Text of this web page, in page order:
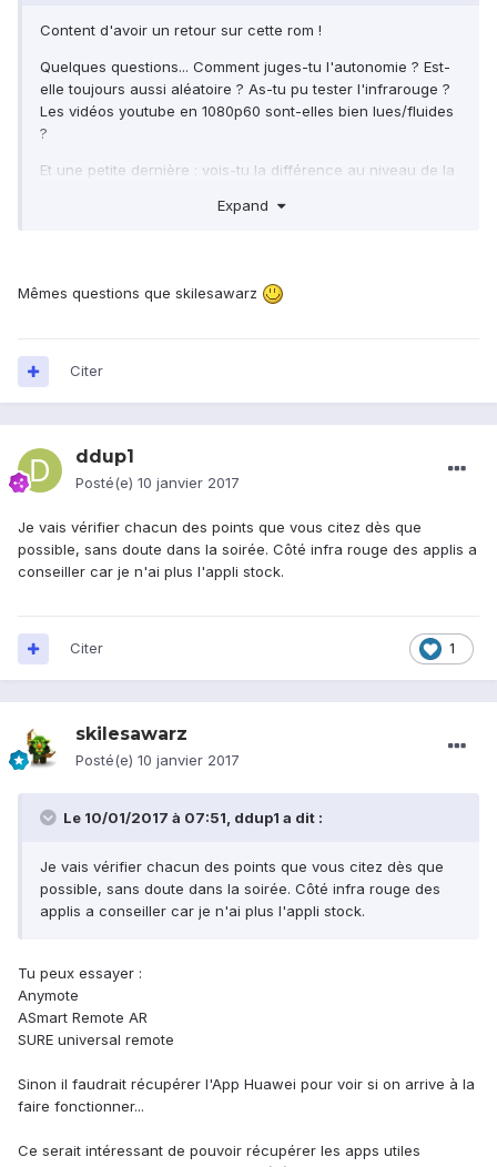
Content d'avoir un retour sur cette rom !
Quelques questions... Comment juges-tu l'autonomie ? Est-
elle toujours aussi aléatoire ? As-tu pu tester l'infrarouge ?
Les vidéos youtube en 1080p60 sont-elles bien lues/fluides
?
Et une petite dernière : vois-tu la différence au niveau de la
Expand
Mêmes questions que skilesawarz
Citer
ddup1
Posté(e) 10 janvier 2017
Je vais vérifier chacun des points que vous citez dès que
possible, sans doute dans la soirée. Côté infra rouge des applis a
conseiller car je n'ai plus l'appli stock.
1
Citer
skilesawarz
Posté(e) 10 janvier 2017
Le 10/01/2017 à 07:51, ddup1 a dit :
Je vais vérifier chacun des points que vous citez dès que
possible, sans doute dans la soirée. Côté infra rouge des
applis a conseiller car je n'ai plus l'appli stock.
Tu peux essayer :
Anymote
ASmart Remote AR
SURE universal remote
Sinon il faudrait récupérer l'App Huawei pour voir si on arrive à la
faire fonctionner...
Ce serait intéressant de pouvoir récupérer les apps utiles